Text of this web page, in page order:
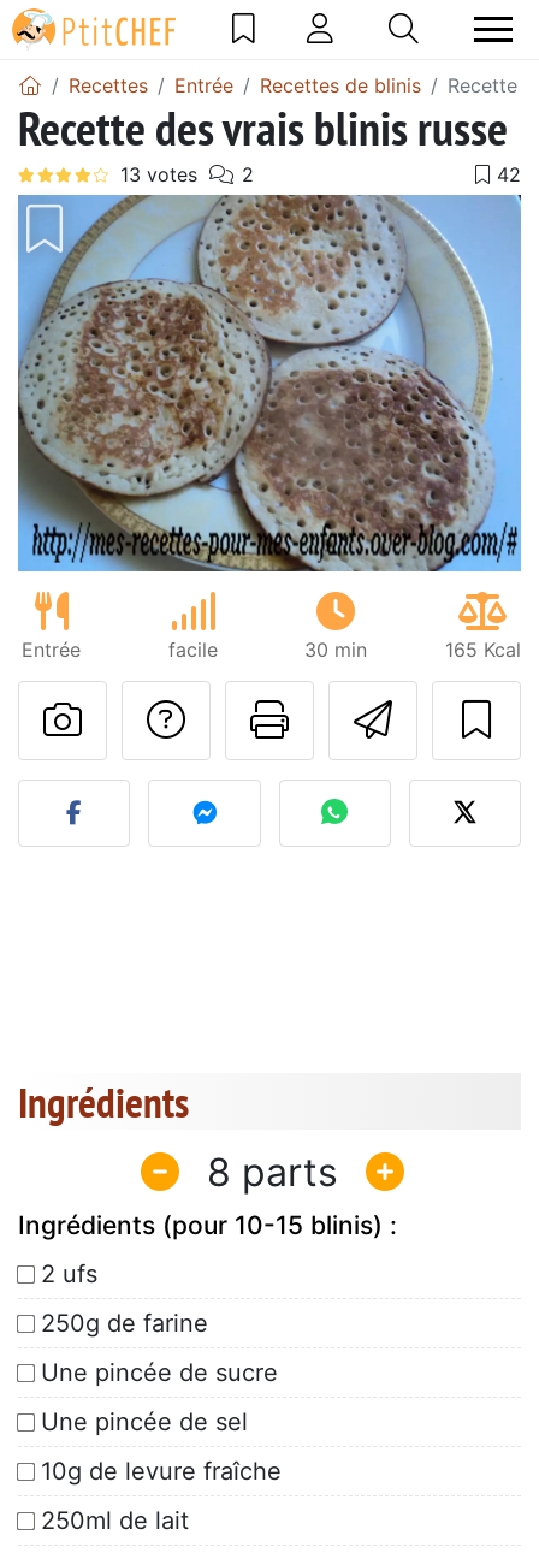
Recettes Entrée Recettes de blinis Recette
Recette des vrais blinis russe
Entrée facile 30 min 165 Kcal
Imprimer
Poser une
Publier votre photo de
Ingrédients
8
Ingrédients (pour 10-15 blinis) :
2 ufs
250g de farine
Une pincée de sucre
Une pincée de sel
10g de levure fraîche
250ml de lait